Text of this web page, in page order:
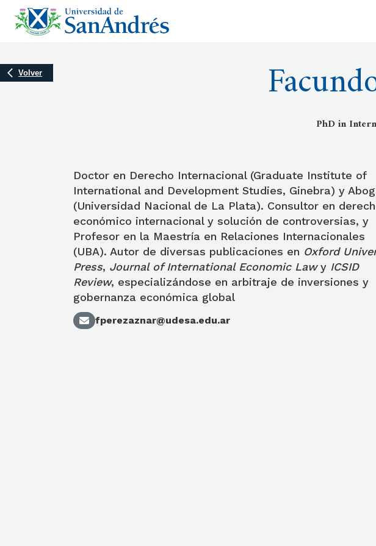
Volver
PhD in
Doctor en Derecho Internacional (Graduate Institute of
International and Development Studies, Ginebra) y
(Universidad Nacional de La Plata). Consultor en
económico internacional y solución de controversias, y
Profesor en la Maestría en Relaciones Internacionales
(UBA). Autor de diversas publicaciones en Oxford
Press, Journal of International Economic Lawy ICSID
Review, especializándose en arbitraje de inversiones y
gobernanza económica global
fperezaznar@udesa.edu.ar